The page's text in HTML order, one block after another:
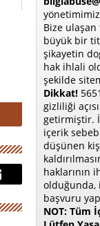
Bize
büyük bir
şikayetin
hak ihlali
şekilde
Dikkat!
gizliliği
getirmiştir.
içerik
düşünen
haklarının
olduğunda,
başvuru
NOT: Tüm